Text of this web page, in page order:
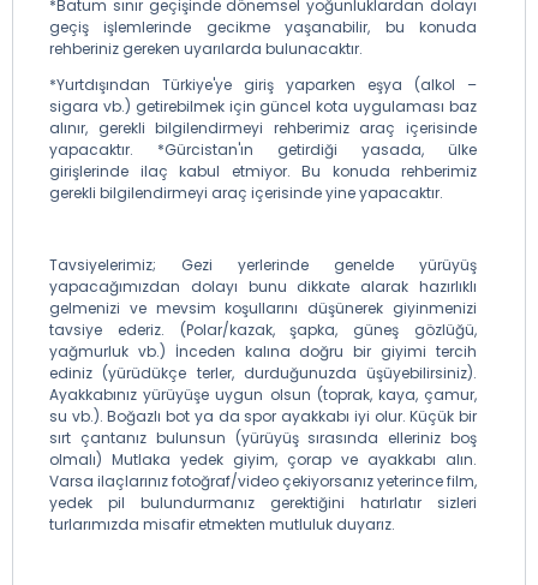
*Batum sınır geçişinde dönemsel yoğunluklardan dolayı
geçiş işlemlerinde gecikme yaşanabilir, bu konuda
rehberiniz gereken uyarılarda bulunacaktır.
*Yurtdışından Türkiye'ye giriş yaparken eşya (alkol –
sigara vb.) getirebilmek için güncel kota uygulaması baz
alınır, gerekli bilgilendirmeyi rehberimiz araç içerisinde
yapacaktır. *Gürcistan'ın getirdiği yasada, ülke
girişlerinde ilaç kabul etmiyor. Bu konuda rehberimiz
gerekli bilgilendirmeyi araç içerisinde yine yapacaktır.
Tavsiyelerimiz; Gezi yerlerinde genelde yürüyüş
yapacağımızdan dolayı bunu dikkate alarak hazırlıklı
gelmenizi ve mevsim koşullarını düşünerek giyinmenizi
tavsiye ederiz. (Polar/kazak, şapka, güneş gözlüğü,
yağmurluk vb.) İnceden kalına doğru bir giyimi tercih
ediniz (yürüdükçe terler, durduğunuzda üşüyebilirsiniz).
Ayakkabınız yürüyüşe uygun olsun (toprak, kaya, çamur,
su vb.). Boğazlı bot ya da spor ayakkabı iyi olur. Küçük bir
sırt çantanız bulunsun (yürüyüş sırasında elleriniz boş
olmalı) Mutlaka yedek giyim, çorap ve ayakkabı alın.
Varsa ilaçlarınız fotoğraf/video çekiyorsanız yeterince film,
yedek pil bulundurmanız gerektiğini hatırlatır sizleri
turlarımızda misafir etmekten mutluluk duyarız.